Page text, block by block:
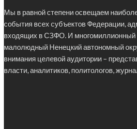
Мы в равной степени освещаем
события всех субъектов Федерации,
входящих в СЗФО. И многомиллионный
малолюдный Ненецкий автономный
внимания целевой аудитории –
власти, аналитиков, политологов,